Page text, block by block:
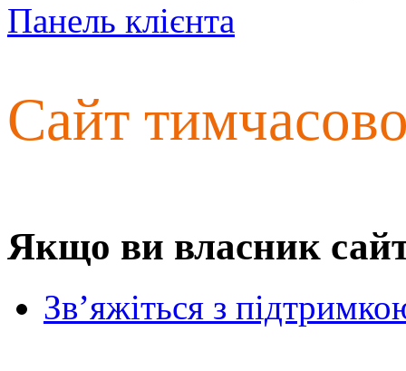
Панель клієнта
Сайт
Якщо ви власник
Зв’яжіться з